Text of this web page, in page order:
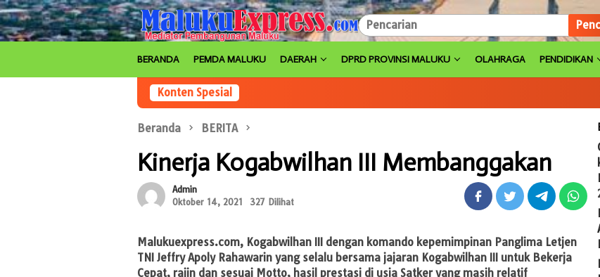
Loncat
ke
konten
BERANDA PEMDA MALUKU DAERAH DPRD PROVINSI MALUKU OLAHRAGA PENDIDIKAN
Konten Spesial
Beranda BERITA
Kinerja Kogabwilhan III Membanggakan
Admin
Oktober 14, 2021
327 Dilihat
Malukuexpress.com, Kogabwilhan III dengan komando kepemimpinan Panglima Letjen
TNI Jeffry Apoly Rahawarin yang selalu bersama jajaran Kogabwilhan III untuk Bekerja
Cepat, rajin dan sesuai Motto, hasil prestasi di usia Satker yang masih relatif